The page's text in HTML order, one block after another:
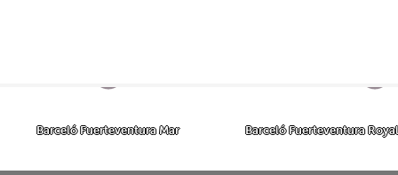
Barceló Fuerteventura Mar Barceló Fuerteventura